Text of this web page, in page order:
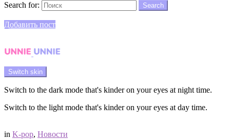
Search for:
Search
Добавить пост
Switch skin
Switch to the dark mode that's kinder on your eyes at night time.
Switch to the light mode that's kinder on your eyes at day time.
in K-pop, Новости